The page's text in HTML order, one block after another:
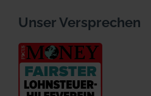
Unser Versprechen